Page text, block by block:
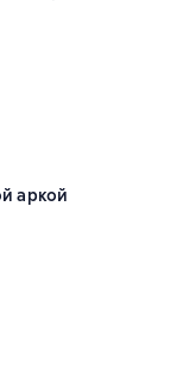
основе 9 оценок
аркой
основе 21 оценок